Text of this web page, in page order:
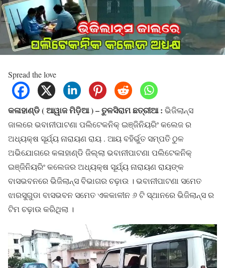
Spread the love
କଳାହାଣ୍ଡି ( ଆୱାଜ ମିଡ଼ିଆ ) – ତୁଳସିରାମ ଛତ୍ରୀଆ : ଭିଜିଲାନ୍ସ
ଜାଲରେ ଭବାନୀପାଟଣା ପଲିଟେକନିକ୍ ଇଞ୍ଜିନିୟରିଂ କଲେଜ ର
ଅଧ୍ୟକ୍ଷ ସୂର୍ଯ୍ୟ ନାରାୟଣ ରାୟ . ଆୟ ବହିର୍ଭୁତ ସମ୍ପତି ଠୁଳ
ଅଭିଯୋଗରେ କଳାହାଣ୍ଡି ଜିଲ୍ଲା ଭବାନୀପାଟଣା ପଲିଟେକନିକ୍
ଇଞ୍ଜିନିୟରିଂ କଲେଜର ଅଧ୍ୟକ୍ଷ ସୂର୍ଯ୍ୟ ନାରାୟଣ ରାୟଙ୍କ
ବାସଭବନରେ ଭିଜିଲାନ୍ସ ବିଭାଗର ଚଢ଼ାଉ । ଭବାନୀପାଟଣା ସମେତ
ଝାରସୁଗୁଡା ବାସଭବନ ସମେତ ଏକକାଳୀନ ୬ ଟି ସ୍ଥାନରେ ଭିଜିଲାନ୍ସ ର
ଟିମ ଚଢ଼ାଉ କରିଥିଲା ।